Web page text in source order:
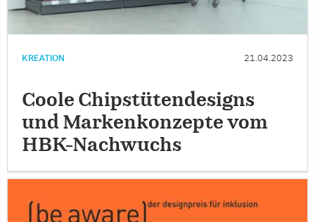
KREATION 21.04.2023
Coole Chipstütendesigns
und Markenkonzepte vom
HBK-Nachwuchs